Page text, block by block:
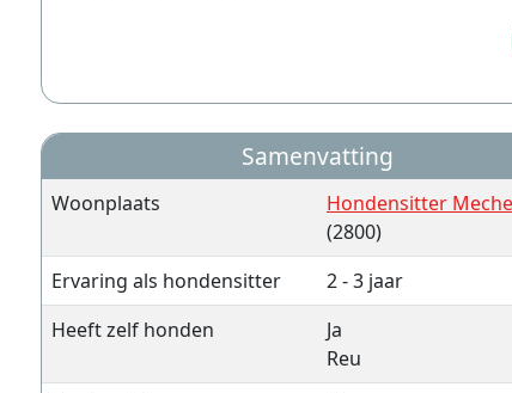
Samenvatting
Woonplaats
Hondensitter
(2800)
Ervaring als hondensitter
2 - 3 jaar
Heeft zelf honden
Ja
Reu